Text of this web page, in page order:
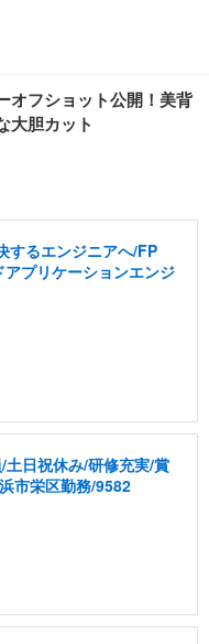
オフショット公開！美背
大胆カット
するエンジニアへ/FP
プリケーションエンジ
日祝休み/研修充実/賞
市栄区勤務/9582